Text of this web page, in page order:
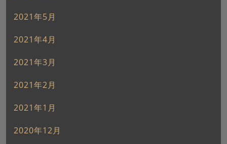
2021年5月
2021年4月
2021年3月
2021年2月
2021年1月
2020年12月